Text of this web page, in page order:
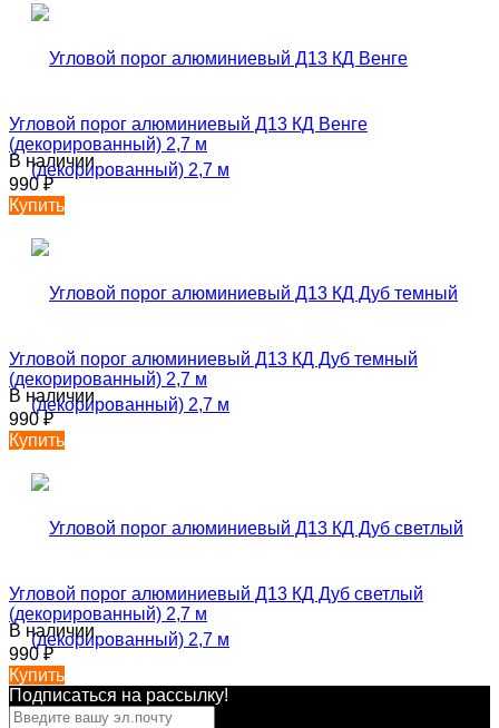
Угловой порог алюминиевый Д13 КД Венге
(декорированный) 2,7 м
В наличии
990 ₽
Купить
Угловой порог алюминиевый Д13 КД Дуб темный
(декорированный) 2,7 м
В наличии
990 ₽
Купить
Угловой порог алюминиевый Д13 КД Дуб светлый
(декорированный) 2,7 м
В наличии
990 ₽
Купить
Подписаться на рассылкy!